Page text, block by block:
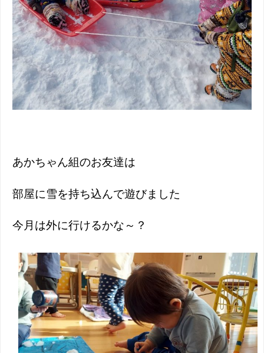
あかちゃん組のお友達は
部屋に雪を持ち込んで遊びました
今月は外に行けるかな～？